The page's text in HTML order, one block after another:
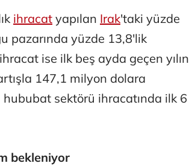
ihracat yapılan Irak'taki yüzde
pazarında yüzde 13,8'lik
ise ilk beş ayda geçen yılın
147,1 milyon dolara
sektörü ihracatında ilk 6
bekleniyor
O timsahlar sizi yemeli aslında!...
Ahbap’a bağışları kayıp ünlüler var
Tunca Bengin